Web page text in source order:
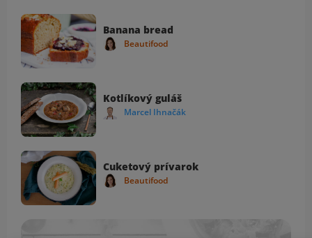
Banana bread
Beautifood
Kotlíkový guláš
Marcel Ihnačák
Cuketový prívarok
Beautifood